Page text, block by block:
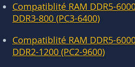
Compatiblité RAM DDR5-
DDR3-800 (PC3-6400)
Compatiblité RAM DDR5-
DDR2-1200 (PC2-9600)